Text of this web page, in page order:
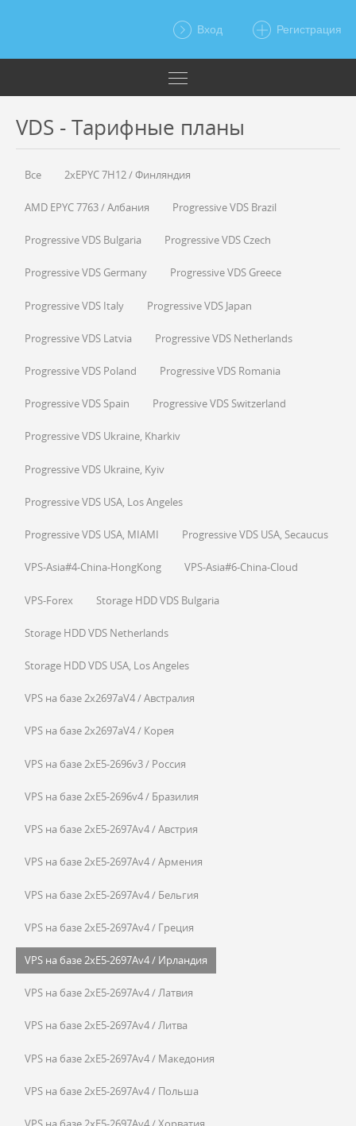
Вход Регистрация
VDS - Тарифные планы
Все 2xEPYC 7H12 / Финляндия
AMD EPYC 7763 / Албания Progressive VDS Brazil
Progressive VDS Bulgaria Progressive VDS Czech
Progressive VDS Germany Progressive VDS Greece
Progressive VDS Italy Progressive VDS Japan
Progressive VDS Latvia Progressive VDS Netherlands
Progressive VDS Poland Progressive VDS Romania
Progressive VDS Spain Progressive VDS Switzerland
Progressive VDS Ukraine, Kharkiv
Progressive VDS Ukraine, Kyiv
Progressive VDS USA, Los Angeles
Progressive VDS USA, MIAMI Progressive VDS USA, Secaucus
VPS-Asia#4-China-HongKong VPS-Asia#6-China-Cloud
VPS-Forex Storage HDD VDS Bulgaria
Storage HDD VDS Netherlands
Storage HDD VDS USA, Los Angeles
VPS на базе 2x2697aV4 / Австралия
VPS на базе 2x2697aV4 / Корея
VPS на базе 2xE5-2696v3 / Россия
VPS на базе 2xE5-2696v4 / Бразилия
VPS на базе 2xE5-2697Av4 / Австрия
VPS на базе 2xE5-2697Av4 / Армения
VPS на базе 2xE5-2697Av4 / Бельгия
VPS на базе 2xE5-2697Av4 / Греция
VPS на базе 2xE5-2697Av4 / Ирландия
VPS на базе 2xE5-2697Av4 / Латвия
VPS на базе 2xE5-2697Av4 / Литва
VPS на базе 2xE5-2697Av4 / Македония
VPS на базе 2xE5-2697Av4 / Польша